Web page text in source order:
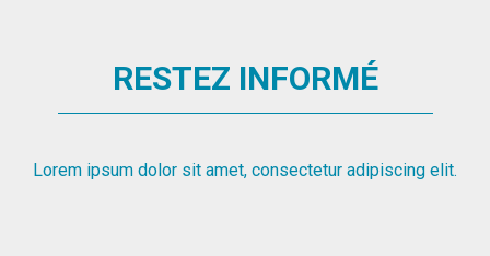
RESTEZ INFORMÉ
Lorem ipsum dolor sit amet, consectetur adipiscing elit.